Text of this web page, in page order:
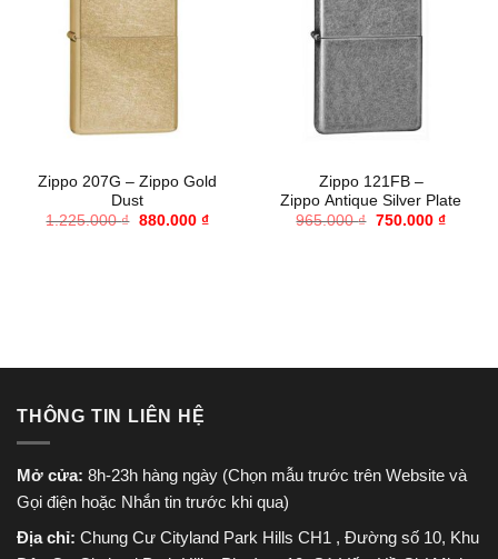
Zippo 207G – Zippo Gold
Dust
1.225.000₫ Giá
880.000 ₫Giá
Zippo 121FB –
Zippo Antique Silver Plate
965.000₫ Giá
750.000 ₫Giá
THÔNG TIN LIÊN HỆ
Mở cửa: 8h-23h hàng ngày (Chọn mẫu trước trên Website và
Gọi điện hoặc Nhắn tin trước khi qua)
Địa chỉ: Chung Cư Cityland Park Hills CH1 , Đường số 10, Khu